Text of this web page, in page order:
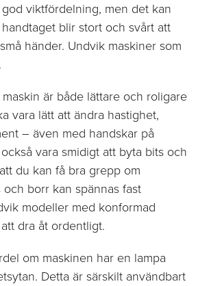
viktfördelning, men det kan
blir stort och svårt att
händer. Undvik maskiner som
är både lättare och roligare
vara lätt att ändra hastighet,
– även med handskar på
vara smidigt att byta bits och
du kan få bra grepp om
borr kan spännas fast
modeller med konformad
dra åt ordentligt.
om maskinen har en lampa
Detta är särskilt användbart